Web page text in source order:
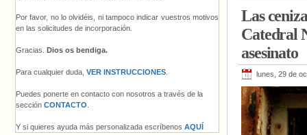
Las
Catedral
asesinato
lunes, 29 de
Por favor, no lo olvidéis, ni tampoco indicar vuestros motivos
en las solicitudes de incorporación.
Gracias. Dios os bendiga.
Para cualquier duda, VER INSTRUCCIONES
Puedes ponerte en contacto con nosotros a través de la
sección CONTACTO
Y si quieres ayuda más personalizada escríbenos AQUÍ